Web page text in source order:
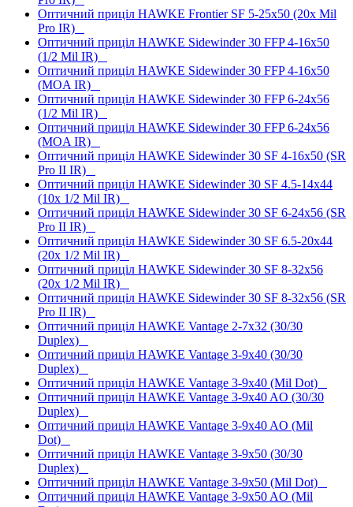
Оптичний приціл HAWKE Frontier SF 5-25x50 (20x Mil
Pro IR)
Оптичний приціл HAWKE Sidewinder 30 FFP 4-16x50
(1/2 Mil IR)
Оптичний приціл HAWKE Sidewinder 30 FFP 4-16x50
(MOA IR)
Оптичний приціл HAWKE Sidewinder 30 FFP 6-24x56
(1/2 Mil IR)
Оптичний приціл HAWKE Sidewinder 30 FFP 6-24x56
(MOA IR)
Оптичний приціл HAWKE Sidewinder 30 SF 4-16x50 (SR
Pro II IR)
Оптичний приціл HAWKE Sidewinder 30 SF 4.5-14x44
(10x 1/2 Mil IR)
Оптичний приціл HAWKE Sidewinder 30 SF 6-24x56 (SR
Pro II IR)
Оптичний приціл HAWKE Sidewinder 30 SF 6.5-20x44
(20x 1/2 Mil IR)
Оптичний приціл HAWKE Sidewinder 30 SF 8-32x56
(20x 1/2 Mil IR)
Оптичний приціл HAWKE Sidewinder 30 SF 8-32x56 (SR
Pro II IR)
Оптичний приціл HAWKE Vantage 2-7x32 (30/30
Duplex)
Оптичний приціл HAWKE Vantage 3-9x40 (30/30
Duplex)
Оптичний приціл HAWKE Vantage 3-9x40 (Mil Dot)
Оптичний приціл HAWKE Vantage 3-9x40 AO (30/30
Duplex)
Оптичний приціл HAWKE Vantage 3-9x40 AO (Mil
Dot)
Оптичний приціл HAWKE Vantage 3-9x50 (30/30
Duplex)
Оптичний приціл HAWKE Vantage 3-9x50 (Mil Dot)
Оптичний приціл HAWKE Vantage 3-9x50 AO (Mil